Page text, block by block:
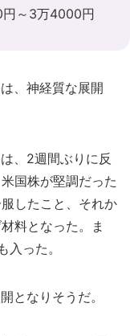
～3万4000円
、神経質な展開
、2週間ぶりに反
国株が堅調だった
したこと、それか
料となった。ま
った。
となりそうだ。